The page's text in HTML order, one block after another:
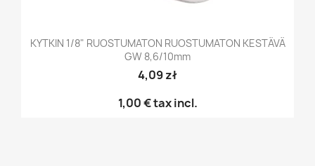
KYTKIN 1/8" RUOSTUMATON RUOSTUMATON KESTÄVÄ
GW 8,6/10mm
4,09 zł
1,00 €tax incl.